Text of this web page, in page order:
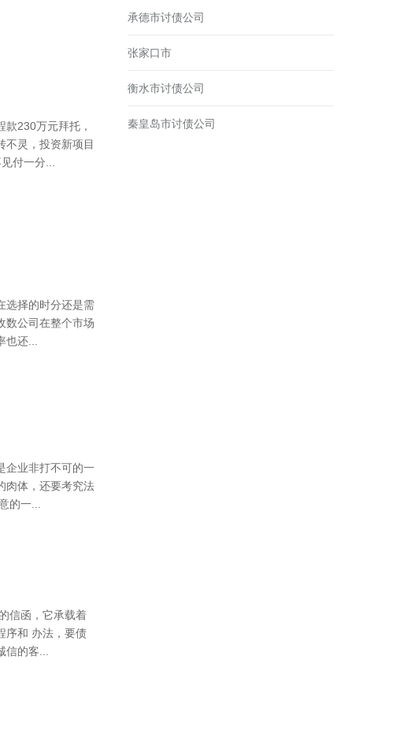
230万元拜托，
不灵，投资新项目
付一分...
选择的时分还是需
数公司在整个市场
也还...
企业非打不可的一
肉体，还要考究法
的一...
信函，它承载着
序和 办法，要债
的客...
承德市讨债公司
张家口市
衡水市讨债公司
秦皇岛市讨债公司